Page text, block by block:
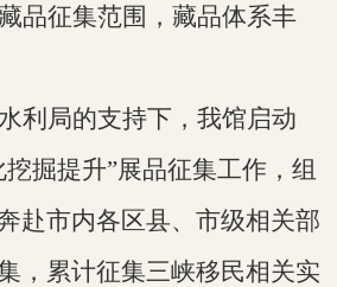
藏品征集范围，藏品体系丰
利局的支持下， 我馆启动
掘提升”展品征集工作，组
赴市内各区县、市级相关部
，累计征集三峡移民相关实